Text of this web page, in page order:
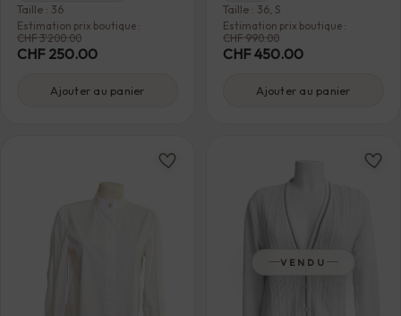
Taille : 36
Estimation prix boutique :
CHF 3'200.00
CHF 250.00
Ajouter au panier
Taille : 36, S
Estimation prix boutique :
CHF 990.00
CHF 450.00
Ajouter au panier
VENDU